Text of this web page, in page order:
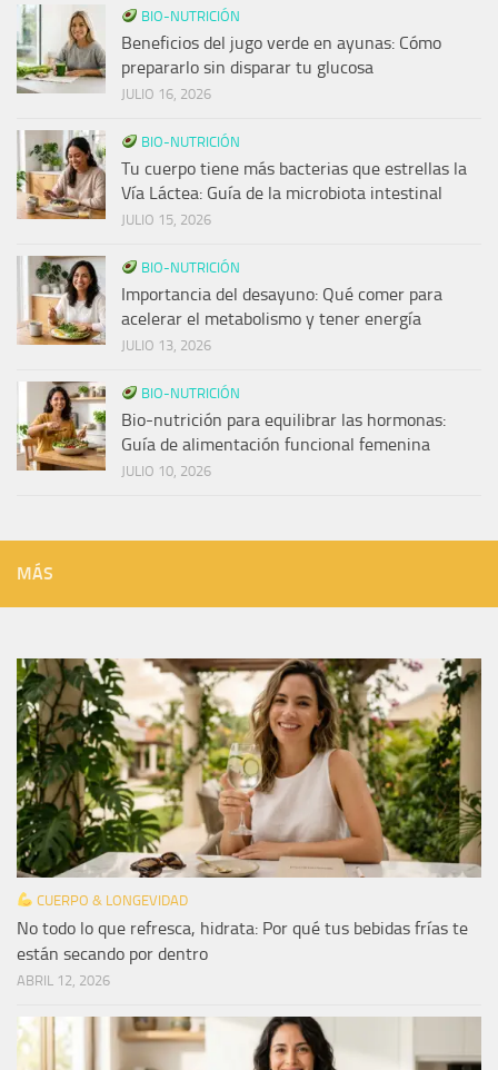
BIO-NUTRICIÓN
Beneficios del jugo verde en ayunas: Cómo
prepararlo sin disparar tu glucosa
JULIO 16, 2026
BIO-NUTRICIÓN
Tu cuerpo tiene más bacterias que estrellas la
Vía Láctea: Guía de la microbiota intestinal
JULIO 15, 2026
BIO-NUTRICIÓN
Importancia del desayuno: Qué comer para
acelerar el metabolismo y tener energía
JULIO 13, 2026
BIO-NUTRICIÓN
Bio-nutrición para equilibrar las hormonas:
Guía de alimentación funcional femenina
JULIO 10, 2026
MÁS
CUERPO & LONGEVIDAD
No todo lo que refresca, hidrata: Por qué tus bebidas frías te
están secando por dentro
ABRIL 12, 2026